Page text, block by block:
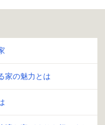
家の魅力とは